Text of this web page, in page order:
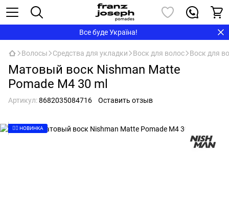
Все буде Україна!
Волосы Средства для укладки Воск для волос Воск для
Матовый воск Nishman Matte
Pomade М4 30 ml
Артикул:8682035084716 Оставить отзыв
👉🏻 НОВИНКА